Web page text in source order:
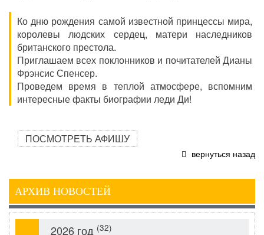
Ко дню рождения самой известной принцессы мира,
королевы людских сердец, матери наследников
британского престола.
Приглашаем всех поклонников и почитателей Дианы
Фрэнсис Спенсер.
Проведем время в теплой атмосфере, вспомним
интересные факты биографии леди Ди!
ПОСМОТРЕТЬ АФИШУ
вернуться назад
АРХИВ НОВОСТЕЙ
2026 год (32)